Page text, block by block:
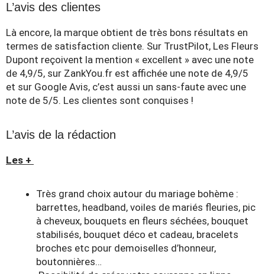
L’avis des clientes
Là encore, la marque obtient de très bons résultats en
termes de satisfaction cliente. Sur TrustPilot, Les Fleurs
Dupont reçoivent la mention « excellent » avec une note
de 4,9/5, sur ZankYou.fr est affichée une note de 4,9/5
et sur Google Avis, c’est aussi un sans-faute avec une
note de 5/5. Les clientes sont conquises !
L’avis de la rédaction
Les +
Très grand choix autour du mariage bohème :
barrettes, headband, voiles de mariés fleuries, pic
à cheveux, bouquets en fleurs séchées, bouquet
stabilisés, bouquet déco et cadeau, bracelets
broches etc pour demoiselles d’honneur,
boutonnières…